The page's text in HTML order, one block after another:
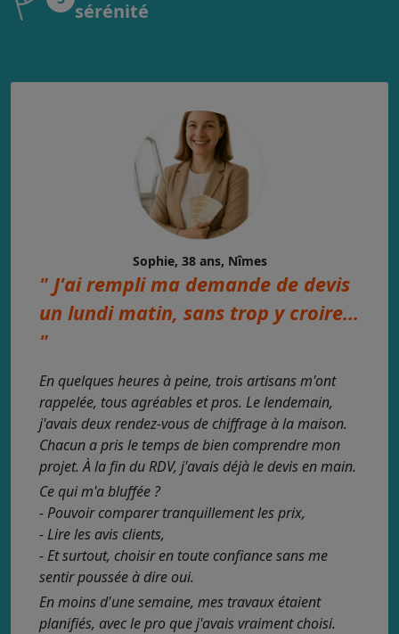
sérénité
Sophie, 38 ans, Nîmes
" J'ai rempli ma demande de devis
un lundi matin, sans trop y croire...
"
En quelques heures à peine, trois artisans m'ont
rappelée, tous agréables et pros. Le lendemain,
j'avais deux rendez-vous de chiffrage à la maison.
Chacun a pris le temps de bien comprendre mon
projet. À la fin du RDV, j'avais déjà le devis en main.
Ce qui m'a bluffée ?
- Pouvoir comparer tranquillement les prix,
- Lire les avis clients,
- Et surtout, choisir en toute confiance sans me
sentir poussée à dire oui.
En moins d'une semaine, mes travaux étaient
planifiés, avec le pro que j'avais vraiment choisi.